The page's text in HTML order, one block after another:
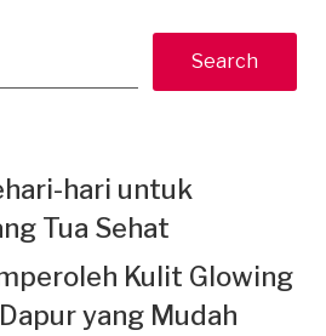
Search
hari untuk
Tua Sehat
Kulit Glowing
yang Mudah